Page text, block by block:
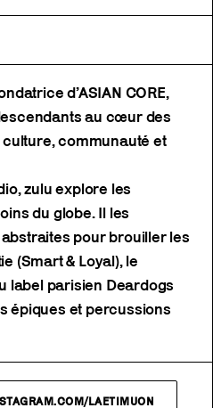
d’ASIAN CORE,
au cœur des
communauté et
zulu explore les
du globe. Il les
pour brouiller les
(Smart & Loyal), le
label parisien Deardogs
épiques et percussions
LAETIMUON